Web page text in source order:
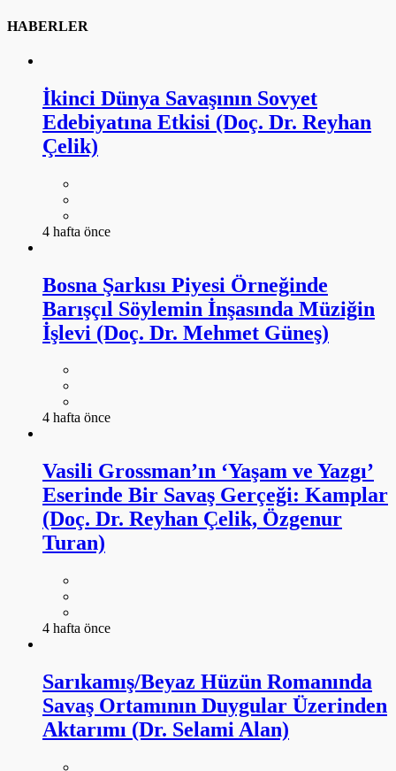
HABERLER
İkinci Dünya Savaşının Sovyet
Edebiyatına Etkisi (Doç. Dr. Reyhan
Çelik)
4 hafta önce
Bosna Şarkısı Piyesi Örneğinde
Barışçıl Söylemin İnşasında Müziğin
İşlevi (Doç. Dr. Mehmet Güneş)
4 hafta önce
Vasili Grossman’ın ‘Yaşam ve Yazgı’
Eserinde Bir Savaş Gerçeği: Kamplar
(Doç. Dr. Reyhan Çelik, Özgenur
Turan)
4 hafta önce
Sarıkamış/Beyaz Hüzün Romanında
Savaş Ortamının Duygular Üzerinden
Aktarımı (Dr. Selami Alan)